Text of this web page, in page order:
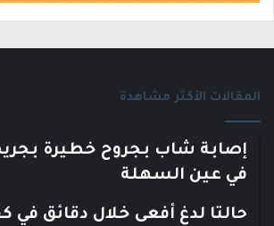
المقالات الأكثر مشاهدة
إصابة شاب بجروح خطيرة
في عين السهلة
حالتا لدغ أفعى خلال دقائق في